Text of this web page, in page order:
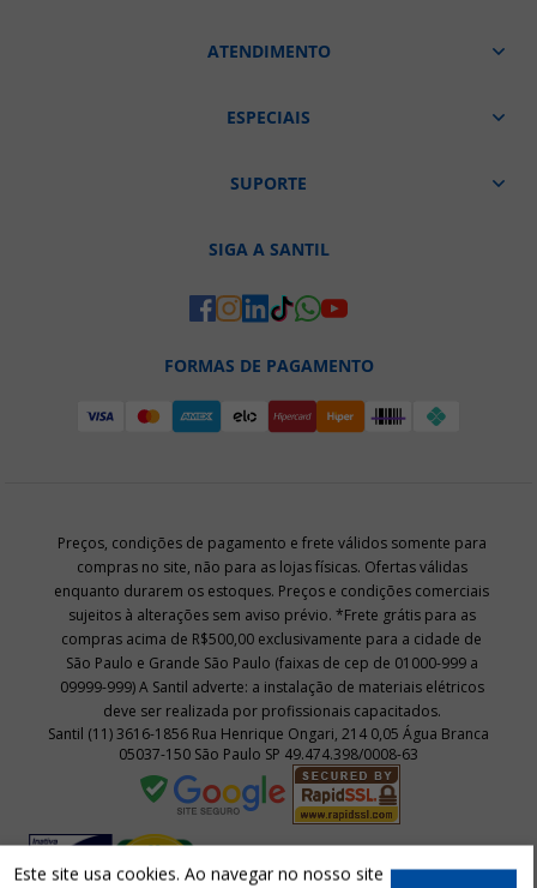
Este site usa cookies. Ao navegar no nosso site
ATENDIMENTO
ESPECIAIS
SUPORTE
SIGA A SANTIL
FORMAS DE PAGAMENTO
Santil (11) 3616-1856 Rua Henrique Ongari, 214 0,05 Água Branca
05037-150 São Paulo SP 49.474.398/0008-63
Preços, condições de pagamento e frete válidos somente para
compras no site, não para as lojas físicas. Ofertas válidas
enquanto durarem os estoques. Preços e condições comerciais
sujeitos à alterações sem aviso prévio. *Frete grátis para as
compras acima de R$500,00 exclusivamente para a cidade de
São Paulo e Grande São Paulo (faixas de cep de 01000-999 a
09999-999) A Santil adverte: a instalação de materiais elétricos
deve ser realizada por profissionais capacitados.